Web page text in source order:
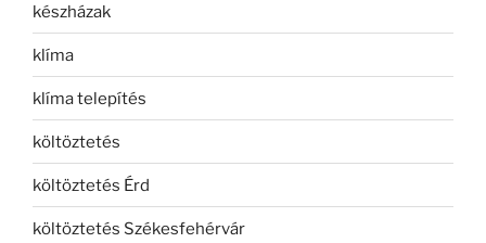
készházak
klíma
klíma telepítés
költöztetés
költöztetés Érd
költöztetés Székesfehérvár